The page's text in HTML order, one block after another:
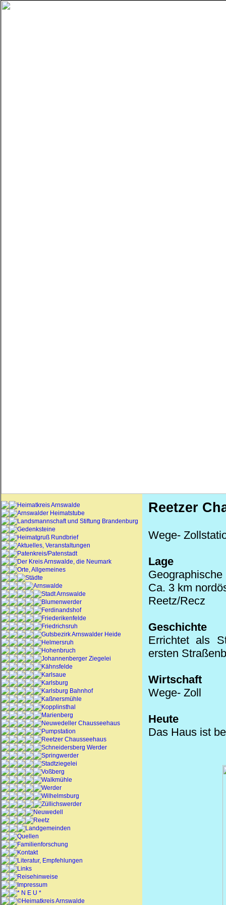
Heimatkreis Arnswalde
Arnswalder Heimatstube
Landsmannschaft und Stiftung Brandenburg
Gedenksteine
Heimatgruß Rundbrief
Aktuelles, Veranstaltungen
Patenkreis/Patenstadt
Der Kreis Arnswalde, die Neumark
Orte, Allgemeines
Städte
Arnswalde
Stadt Arnswalde
Blumenwerder
Ferdinandshof
Friederikenfelde
Friedrichsruh
Gutsbezirk Arnswalder Heide
Helmersruh
Hohenbruch
Johannenberger Ziegelei
Kähnsfelde
Karlsaue
Karlsburg
Karlsburg Bahnhof
Kaßnersmühle
Kopplinsthal
Marienberg
Neuwedeller Chausseehaus
Pumpstation
Reetzer Chausseehaus
Schneidersberg Werder
Springwerder
Stadtziegelei
Voßberg
Walkmühle
Werder
Wilhelmsburg
Züllichswerder
Neuwedell
Reetz
Landgemeinden
Quellen
Familienforschung
Kontakt
Literatur, Empfehlungen
Links
Reisehinweise
Impressum
* N E U *
©Heimatkreis Arnswalde
Reetzer
Wege-
Lage
Geographische
Ca. 3 km
Reetz/Recz
Geschichte
Errichtet als
ersten
Wirtschaft
Wege- Zoll
Heute
Das Haus ist